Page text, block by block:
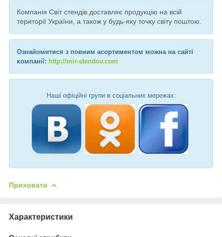
Компанія Світ стендів доставляє продукцію на всій
території України, а також у будь-яку точку світу поштою.
Ознайомитися з повним асортиментом можна на сайті
компанії: http://mir-stendov.com
Наші офіційні групи в соціальних мережах:
Приховати
Характеристики